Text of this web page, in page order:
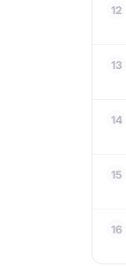
12
13
14
15
16